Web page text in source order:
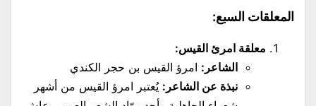
المعلقات السبع:
معلقة امرئ القيس:
الشاعر: امرؤ القيس بن حجر الكندي
نبذة عن الشاعر: يُعتبر امرؤ القيس من أشهر